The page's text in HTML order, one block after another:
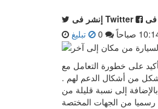
إنشر فى Twitter
تبليغ
على خطورة التعامل مع
شكل من أشكال الدعم لهم .
إلى نسبة قليلة من